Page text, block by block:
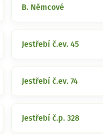
B. Němcové
Jestřebí č.ev. 45
Jestřebí č.ev. 74
Jestřebí č.p. 328